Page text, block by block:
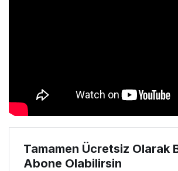
Tamamen Ücretsiz Olarak
Abone Olabilirsin